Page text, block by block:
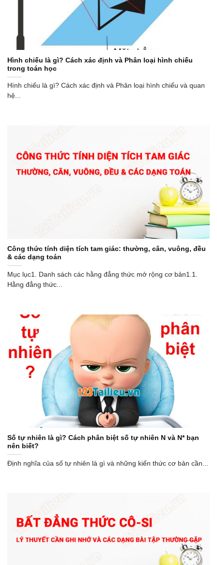
Hình chiếu là gì? Cách xác định và Phân loại hình chiếu
trong toán học
Hình chiếu là gì? Cách xác định và Phân loại hình chiếu và quan
hệ...
Công thức tính diện tích tam giác: thường, cân, vuông, đều
& các dạng toán
Mục lục1. Danh sách các hằng đẳng thức mở rộng cơ bản1.1.
Hằng đẳng thức...
Số tự nhiên là gì? Cách phân biệt số tự nhiên N và N* bạn
nên biết?
Định nghĩa của số tự nhiên là gì và những kiến thức cơ bản cần...